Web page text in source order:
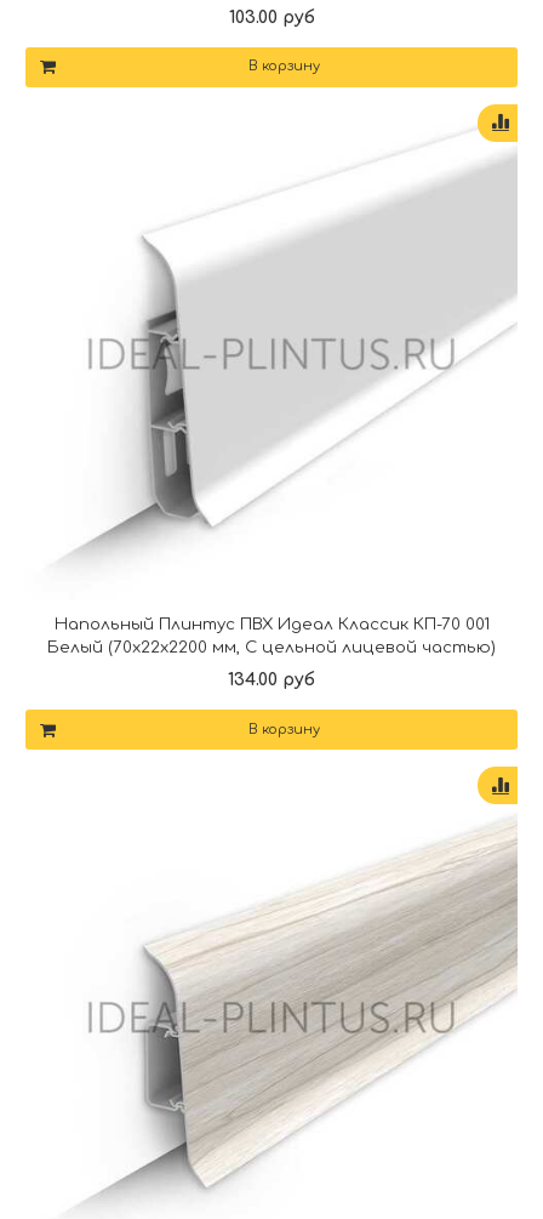
103.00 руб
В корзину
Напольный Плинтус ПВХ Идеал Классик КП-70 001
Белый (70х22х2200 мм, С цельной лицевой частью)
134.00 руб
В корзину